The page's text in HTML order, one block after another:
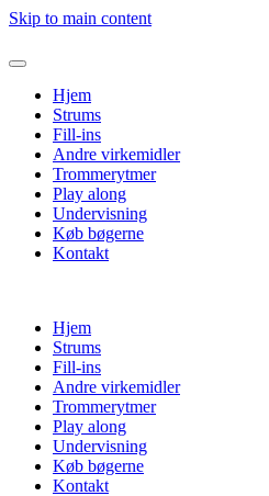
Skip to main content
Hjem
Strums
Fill-ins
Andre virkemidler
Trommerytmer
Play along
Undervisning
Køb bøgerne
Kontakt
Hjem
Strums
Fill-ins
Andre virkemidler
Trommerytmer
Play along
Undervisning
Køb bøgerne
Kontakt